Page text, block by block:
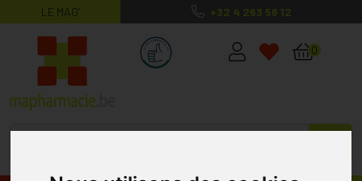
LE MAG’ +32 4 263 56 12
MaPharmacie.be ma santé, mes
0